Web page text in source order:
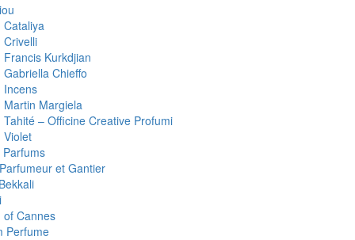
Crivelli
Francis Kurkdjian
Gabriella Chieffo
Incens
Martin Margiela
Tahité – Officine Creative Profumi
Violet
et Gantier
of Cannes
Perfume